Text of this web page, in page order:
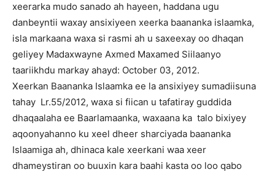
xeerarka mudo sanado ah hayeen, haddana ugu
danbeyntii waxay ansixiyeen xeerka baananka islaamka,
isla markaana waxa si rasmi ah u saxeexay oo dhaqan
geliyey Madaxwayne Axmed Maxamed Siilaanyo
taariikhdu markay ahayd: October 03, 2012.
Xeerkan Baananka Islaamka ee la ansixiyey sumadiisuna
tahay Lr.55/2012, waxa si fiican u tafatiray guddida
dhaqaalaha ee Baarlamaanka, waxaana ka talo bixiyey
aqoonyahanno ku xeel dheer sharciyada baananka
Islaamiga ah, dhinaca kale xeerkani waa xeer
dhameystiran oo buuxin kara baahi kasta oo loo qabo